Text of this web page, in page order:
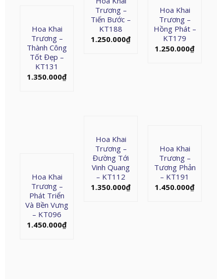
Trương –
Tiến Bước –
KT188
1.250.000₫
Hoa Khai
Trương –
Hồng Phát –
KT179
1.250.000₫
Hoa Khai
Trương –
Thành Công
Tốt Đẹp –
KT131
1.350.000₫
Hoa Khai
Trương –
Đường Tới
Vinh Quang
– KT112
1.350.000₫
Hoa Khai
Trương –
Tương Phản
– KT191
1.450.000₫
Hoa Khai
Trương –
Phát Triển
Và Bền Vưng
– KT096
1.450.000₫